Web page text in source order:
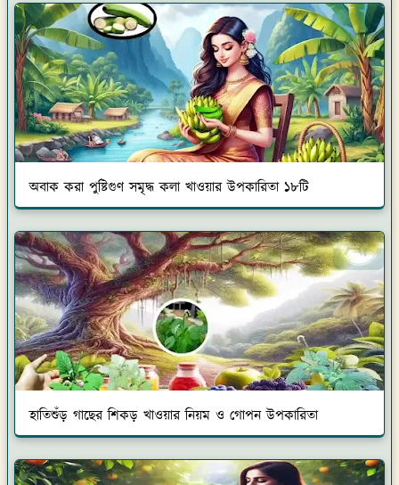
অবাক করা পুষ্টিগুণ সমৃদ্ধ কলা খাওয়ার উপকারিতা ১৮টি
হাতিশুঁড় গাছের শিকড় খাওয়ার নিয়ম ও গোপন উপকারিতা